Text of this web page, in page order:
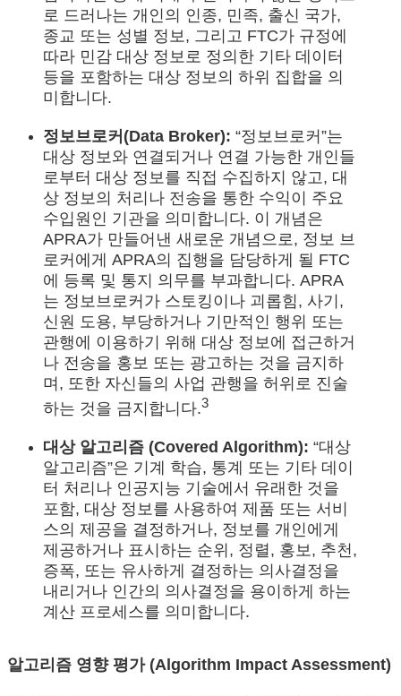
로 드러나는 개인의 인종, 민족, 출신 국가,
종교 또는 성별 정보, 그리고 FTC가 규정에
따라 민감 대상 정보로 정의한 기타 데이터
등을 포함하는 대상 정보의 하위 집합을 의
미합니다.
정보브로커(Data Broker): “정보브로커”는
대상 정보와 연결되거나 연결 가능한 개인들
로부터 대상 정보를 직접 수집하지 않고, 대
상 정보의 처리나 전송을 통한 수익이 주요
수입원인 기관을 의미합니다. 이 개념은
APRA가 만들어낸 새로운 개념으로, 정보 브
로커에게 APRA의 집행을 담당하게 될 FTC
에 등록 및 통지 의무를 부과합니다. APRA
는 정보브로커가 스토킹이나 괴롭힘, 사기,
신원 도용, 부당하거나 기만적인 행위 또는
관행에 이용하기 위해 대상 정보에 접근하거
나 전송을 홍보 또는 광고하는 것을 금지하
며, 또한 자신들의 사업 관행을 허위로 진술
하는 것을 금지합니다.3
대상 알고리즘 (Covered Algorithm): “대상
알고리즘”은 기계 학습, 통계 또는 기타 데이
터 처리나 인공지능 기술에서 유래한 것을
포함, 대상 정보를 사용하여 제품 또는 서비
스의 제공을 결정하거나, 정보를 개인에게
제공하거나 표시하는 순위, 정렬, 홍보, 추천,
증폭, 또는 유사하게 결정하는 의사결정을
내리거나 인간의 의사결정을 용이하게 하는
계산 프로세스를 의미합니다.
알고리즘 영향 평가 (Algorithm Impact Assessment)